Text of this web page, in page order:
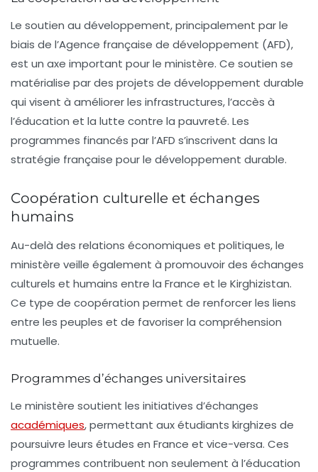
Le soutien au développement, principalement par le
biais de l’Agence française de développement (AFD),
est un axe important pour le ministère. Ce soutien se
matérialise par des projets de développement durable
qui visent à améliorer les infrastructures, l’accès à
l’éducation et la lutte contre la pauvreté. Les
programmes financés par l’AFD s’inscrivent dans la
stratégie française pour le développement durable.
Coopération culturelle et échanges
humains
Au-delà des relations économiques et politiques, le
ministère veille également à promouvoir des échanges
culturels et humains entre la France et le Kirghizistan.
Ce type de coopération permet de renforcer les liens
entre les peuples et de favoriser la compréhension
mutuelle.
Programmes d’échanges universitaires
Le ministère soutient les initiatives d’échanges
académiques, permettant aux étudiants kirghizes de
poursuivre leurs études en France et vice-versa. Ces
programmes contribuent non seulement à l’éducation